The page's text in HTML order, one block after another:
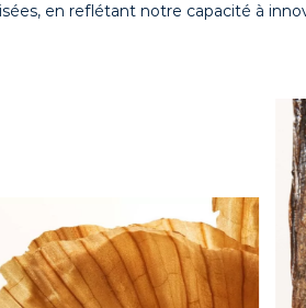
en reflétant notre capacité à